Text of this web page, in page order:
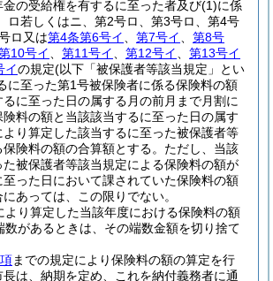
の受給権を有するに至った者及び(1)に係
、ロ若しくはニ、第2号ロ、第3号ロ、第4号
ロ又は第4条第6号イ 第7号イ
第8号
10号イ 第11号イ 第12号イ
第13号イ
イの規定(以下「被保護者等該当規定」とい
に至った第1号被保険者に係る保険料の額
に至った日の属する月の前月まで月割に
険料の額と当該該当するに至った日の属す
より算定した該当するに至った被保護者等
険料の額の合算額とする。 ただし、当該
被保護者等該当規定による保険料の額が
至った日において課されていた保険料の額
あっては、この限りでない。
より算定した当該年度における保険料の額
数があるときは、その端数金額を切り捨て
までの規定により保険料の額の算定を行
長は、納期を定め、これを納付義務者に通